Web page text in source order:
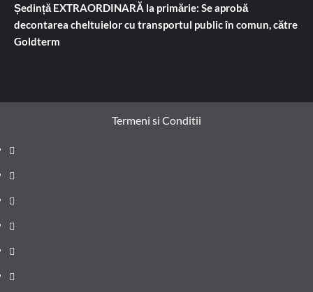
Ședință EXTRAORDINARĂ la primărie: Se aprobă
decontarea cheltuielor cu transportul public în comun, către
Goldterm
Termeni si Conditii
Prima
pagină
Știri
de
ultima
Administrație
locală
Actualitate
Justiție
Cultura